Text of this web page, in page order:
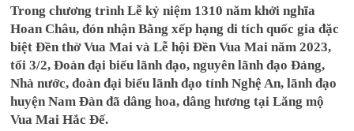
Trong chương trình Lễ kỷ niệm 1310 năm khởi nghĩa
Hoan Châu, đón nhận Bằng xếp hạng di tích quốc gia đặc
biệt Đền thờ Vua Mai và Lễ hội Đền Vua Mai năm 2023,
tối 3/2, Đoàn đại biểu lãnh đạo, nguyên lãnh đạo Đảng,
Nhà nước, đoàn đại biểu lãnh đạo tỉnh Nghệ An, lãnh đạo
huyện Nam Đàn đã dâng hoa, dâng hương tại Lăng mộ
Vua Mai Hắc Đế.